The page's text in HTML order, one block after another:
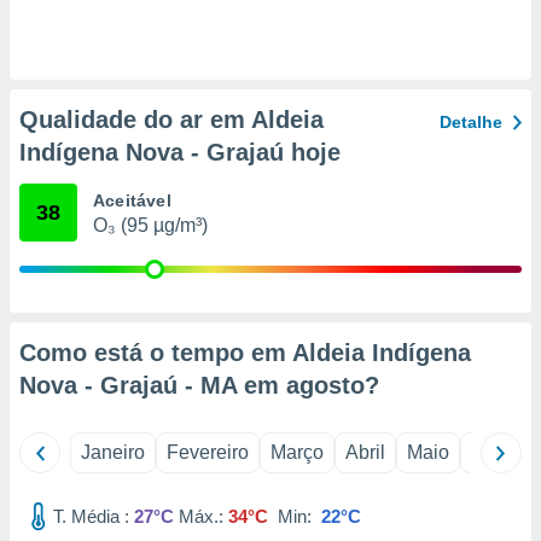
qualquer
em “
de
ou aceder
num
para
Qualidade do ar em Aldeia
Indígena Nova - Grajaú hoje
Detalhe
38 Aceitável
O₃ (95 µg/m³)
Como está o tempo em Aldeia Indígena
Nova - Grajaú - MA em agosto?
Janeiro Fevereiro Março Abril Maio Junho
T. Média : 27°C Máx.: 34°C Min: 22°C